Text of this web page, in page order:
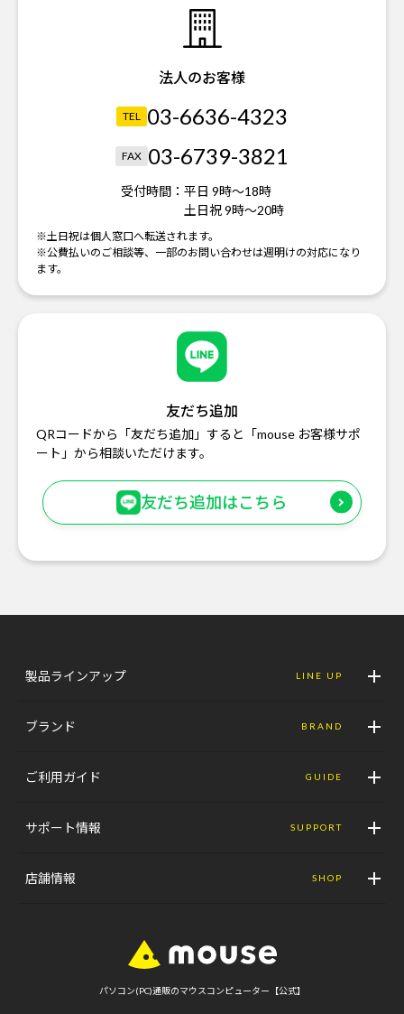
法人のお客様
TEL 03-6636-4323
FAX 03-6739-3821
受付時間： 平日 9時～18時
土日祝 9時～20時
※土日祝は個人窓口へ転送されます。
※公費払いのご相談等、一部のお問い合わせは週明けの対応になり
ます。
友だち追加
QRコードから「友だち追加」すると「mouse お客様サポ
ート」から相談いただけます。
友だち追加はこちら
製品ラインアップ LINE UP
ブランド BRAND
ご利用ガイド GUIDE
サポート情報 SUPPORT
店舗情報 SHOP
パソコン(PC)通販のマウスコンピューター【公式】